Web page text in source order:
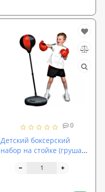
0
Детский боксерский
набор на стойке (груша
для детей) MS 0332